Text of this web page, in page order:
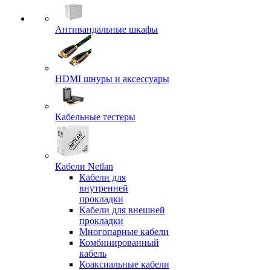
Антивандальные шкафы
HDMI шнуры и аксессуары
Кабельные тестеры
Кабели Netlan
Кабели для
внутренней
прокладки
Кабели для внешней
прокладки
Многопарные кабели
Комбинированный
кабель
Коаксиальные кабели